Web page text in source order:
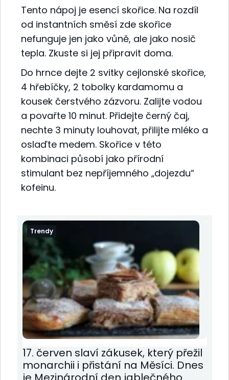
Tento nápoj je esencí skořice. Na rozdíl
od instantních směsí zde skořice
nefunguje jen jako vůně, ale jako nosič
tepla. Zkuste si jej připravit doma.
Do hrnce dejte 2 svitky cejlonské skořice,
4 hřebíčky, 2 tobolky kardamomu a
kousek čerstvého zázvoru. Zalijte vodou
a povařte 10 minut. Přidejte černý čaj,
nechte 3 minuty louhovat, přilijte mléko a
oslaďte medem. Skořice v této
kombinaci působí jako přírodní
stimulant bez nepříjemného „dojezdu“
kofeinu.
Trendy
17. červen slaví zákusek, který přežil
monarchii i přistání na Měsíci. Dnes